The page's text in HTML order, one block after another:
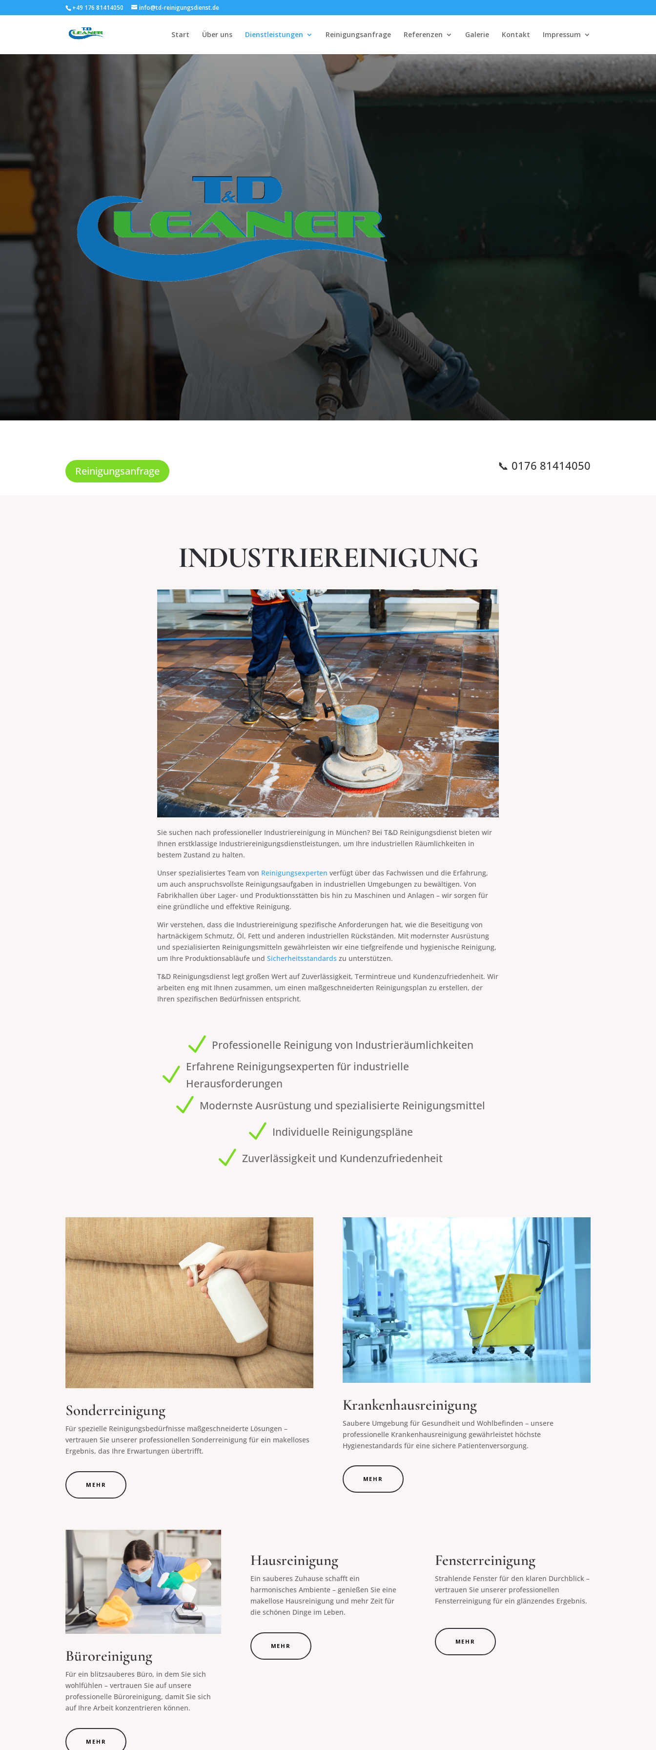
+49 176 81414050 info@td-reinigungsdienst.de
Start Über uns Dienstleistungen Reinigungsanfrage Referenzen Galerie Kontakt Impressum
Reinigungsanfrage 📞 0176 81414050
INDUSTRIEREINIGUNG
Sie suchen nach professioneller Industriereinigung in München? Bei T&D Reinigungsdienst bieten wir
Ihnen erstklassige Industriereinigungsdienstleistungen, um Ihre industriellen Räumlichkeiten in
bestem Zustand zu halten.
Unser spezialisiertes Team von Reinigungsexperten verfügt über das Fachwissen und die Erfahrung,
um auch anspruchsvollste Reinigungsaufgaben in industriellen Umgebungen zu bewältigen. Von
Fabrikhallen über Lager- und Produktionsstätten bis hin zu Maschinen und Anlagen – wir sorgen für
eine gründliche und effektive Reinigung.
Wir verstehen, dass die Industriereinigung spezifische Anforderungen hat, wie die Beseitigung von
hartnäckigem Schmutz, Öl, Fett und anderen industriellen Rückständen. Mit modernster Ausrüstung
und spezialisierten Reinigungsmitteln gewährleisten wir eine tiefgreifende und hygienische Reinigung,
um Ihre Produktionsabläufe und Sicherheitsstandards zu unterstützen.
T&D Reinigungsdienst legt großen Wert auf Zuverlässigkeit, Termintreue und Kundenzufriedenheit. Wir
arbeiten eng mit Ihnen zusammen, um einen maßgeschneiderten Reinigungsplan zu erstellen, der
Ihren spezifischen Bedürfnissen entspricht.
N Professionelle Reinigung von Industrieräumlichkeiten
N Erfahrene Reinigungsexperten für industrielle
Herausforderungen
N Modernste Ausrüstung und spezialisierte Reinigungsmittel
N Individuelle Reinigungspläne
N Zuverlässigkeit und Kundenzufriedenheit
Sonderreinigung
Für spezielle Reinigungsbedürfnisse maßgeschneiderte Lösungen –
vertrauen Sie unserer professionellen Sonderreinigung für ein makelloses
Ergebnis, das Ihre Erwartungen übertrifft.
MEHR
Krankenhausreinigung
Saubere Umgebung für Gesundheit und Wohlbefinden – unsere
professionelle Krankenhausreinigung gewährleistet höchste
Hygienestandards für eine sichere Patientenversorgung.
MEHR
Büroreinigung
Für ein blitzsauberes Büro, in dem Sie sich
wohlfühlen – vertrauen Sie auf unsere
professionelle Büroreinigung, damit Sie sich
auf Ihre Arbeit konzentrieren können.
MEHR
Hausreinigung
Ein sauberes Zuhause schafft ein
harmonisches Ambiente – genießen Sie eine
makellose Hausreinigung und mehr Zeit für
die schönen Dinge im Leben.
MEHR
Fensterreinigung
Strahlende Fenster für den klaren Durchblick –
vertrauen Sie unserer professionellen
Fensterreinigung für ein glänzendes Ergebnis.
MEHR